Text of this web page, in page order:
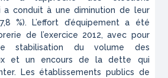
a conduit à une diminution de leur
%). L’effort d’équipement a été
de l’exercice 2012, avec pour
stabilisation du volume des
et un encours de la dette qui
Les établissements publics de